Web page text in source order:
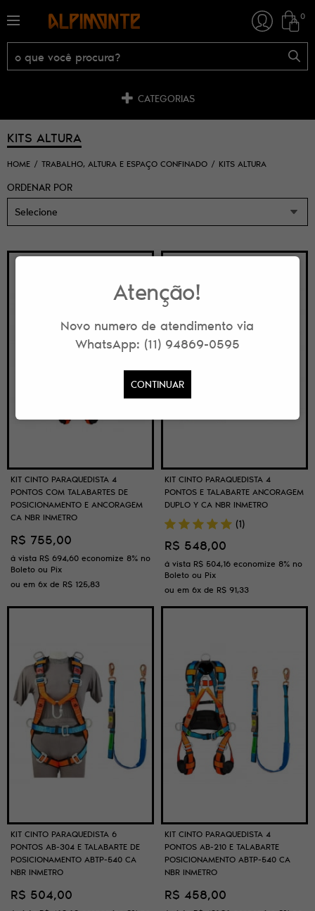
0
CATEGORIAS
KITS ALTURA
HOME TRABALHO, ALTURA E ESPAÇO CONFINADO KITS ALTURA
ORDENAR POR
Selecione
KIT CINTO PARAQUEDISTA 4
PONTOS COM TALABARTES DE
POSICIONAMENTO E ANCORAGEM
CA NBR INMETRO
R$ 755,00
à vista R$ 694,60 economize 8% no
Boleto ou Pix
ou em 6x de R$ 125,83
KIT CINTO PARAQUEDISTA 4
PONTOS E TALABARTE ANCORAGEM
DUPLO Y CA NBR INMETRO
(1)
R$ 548,00
à vista R$ 504,16 economize 8% no
Boleto ou Pix
ou em 6x de R$ 91,33
KIT CINTO PARAQUEDISTA 6
PONTOS AB-304 E TALABARTE DE
POSICIONAMENTO ABTP-540 CA
NBR INMETRO
R$ 504,00
KIT CINTO PARAQUEDISTA 4
PONTOS AB-210 E TALABARTE
POSICIONAMENTO ABTP-540 CA
NBR INMETRO
R$ 458,00
Atenção!
Novo numero de atendimento via
WhatsApp: (11) 94869-0595
CONTINUAR